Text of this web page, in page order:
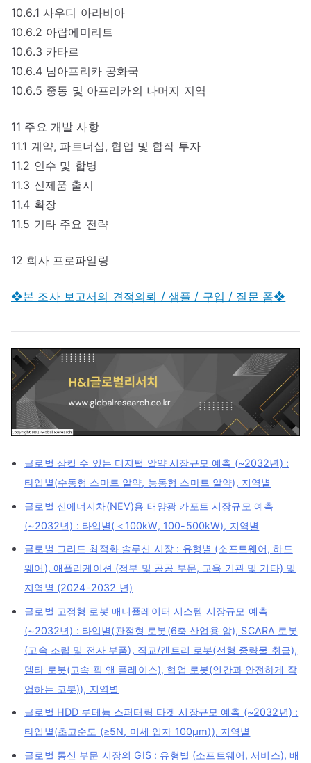
10.6.1 사우디 아라비아
10.6.2 아랍에미리트
10.6.3 카타르
10.6.4 남아프리카 공화국
10.6.5 중동 및 아프리카의 나머지 지역
11 주요 개발 사항
11.1 계약, 파트너십, 협업 및 합작 투자
11.2 인수 및 합병
11.3 신제품 출시
11.4 확장
11.5 기타 주요 전략
12 회사 프로파일링
❖본 조사 보고서의 견적의뢰 / 샘플 / 구입 / 질문 폼❖
글로벌 삼킬 수 있는 디지털 알약 시장규모 예측 (~2032년) :
타입별(수동형 스마트 알약, 능동형 스마트 알약), 지역별
글로벌 신에너지차(NEV)용 태양광 카포트 시장규모 예측
(~2032년) : 타입별(＜100kW, 100-500kW), 지역별
글로벌 그리드 최적화 솔루션 시장 : 유형별 (소프트웨어, 하드
웨어), 애플리케이션 (정부 및 공공 부문, 교육 기관 및 기타) 및
지역별 (2024-2032 년)
글로벌 고정형 로봇 매니퓰레이터 시스템 시장규모 예측
(~2032년) : 타입별(관절형 로봇(6축 산업용 암), SCARA 로봇
(고속 조립 및 전자 부품), 직교/갠트리 로봇(선형 중량물 취급),
델타 로봇(고속 픽 앤 플레이스), 협업 로봇(인간과 안전하게 작
업하는 코봇)), 지역별
글로벌 HDD 루테늄 스퍼터링 타겟 시장규모 예측 (~2032년) :
타입별(초고순도 (≥5N, 미세 입자 100μm)), 지역별
글로벌 통신 부문 시장의 GIS : 유형별 (소프트웨어, 서비스), 배